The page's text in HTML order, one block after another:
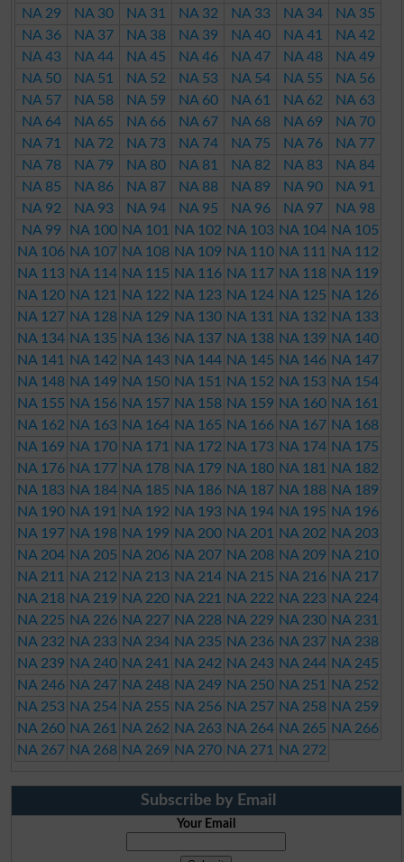
NA 29
NA 30 NA 31 NA 32 NA 33 NA 34
NA 35
NA 36
NA 37 NA 38 NA 39 NA 40 NA 41
NA 42
NA 43
NA 44 NA 45 NA 46 NA 47 NA 48
NA 49
NA 50
NA 51 NA 52 NA 53 NA 54 NA 55
NA 56
NA 57
NA 58 NA 59 NA 60 NA 61 NA 62
NA 63
NA 64
NA 65 NA 66 NA 67 NA 68 NA 69
NA 70
NA 71
NA 72 NA 73 NA 74 NA 75 NA 76
NA 77
NA 78
NA 79 NA 80 NA 81 NA 82 NA 83
NA 84
NA 85
NA 86 NA 87 NA 88 NA 89 NA 90
NA 91
NA 92
NA 93 NA 94 NA 95 NA 96 NA 97
NA 98
NA 99
NA 100 NA 101 NA 102 NA 103 NA 104 NA 105
NA 106 NA 107 NA 108 NA 109 NA 110 NA 111
NA 112
NA 113 NA 114 NA 115 NA 116 NA 117 NA 118 NA 119
NA 120 NA 121 NA 122 NA 123 NA 124 NA 125 NA 126
NA 127 NA 128 NA 129 NA 130 NA 131 NA 132 NA 133
NA 134 NA 135 NA 136 NA 137 NA 138 NA 139 NA 140
NA 141
NA 142 NA 143 NA 144 NA 145 NA 146 NA 147
NA 148 NA 149 NA 150 NA 151 NA 152 NA 153 NA 154
NA 155 NA 156 NA 157 NA 158 NA 159 NA 160 NA 161
NA 162 NA 163 NA 164 NA 165 NA 166 NA 167 NA 168
NA 169 NA 170 NA 171 NA 172 NA 173 NA 174 NA 175
NA 176 NA 177 NA 178 NA 179 NA 180 NA 181
NA 182
NA 183 NA 184 NA 185 NA 186 NA 187 NA 188 NA 189
NA 190 NA 191 NA 192 NA 193 NA 194 NA 195 NA 196
NA 197 NA 198 NA 199 NA 200 NA 201 NA 202 NA 203
NA 204 NA 205 NA 206 NA 207 NA 208 NA 209 NA 210
NA 211
NA 212 NA 213 NA 214 NA 215 NA 216 NA 217
NA 218 NA 219 NA 220 NA 221 NA 222 NA 223 NA 224
NA 225 NA 226 NA 227 NA 228 NA 229 NA 230 NA 231
NA 232 NA 233 NA 234 NA 235 NA 236 NA 237 NA 238
NA 239 NA 240 NA 241 NA 242 NA 243 NA 244 NA 245
NA 246 NA 247 NA 248 NA 249 NA 250 NA 251
NA 252
NA 253 NA 254 NA 255 NA 256 NA 257 NA 258 NA 259
NA 260 NA 261 NA 262 NA 263 NA 264 NA 265 NA 266
NA 267 NA 268 NA 269 NA 270 NA 271 NA 272
Subscribe by Email
Your Email